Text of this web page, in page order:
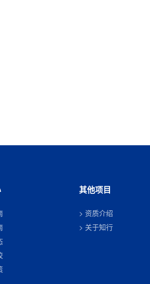
其他项目
资质介绍
关于知行